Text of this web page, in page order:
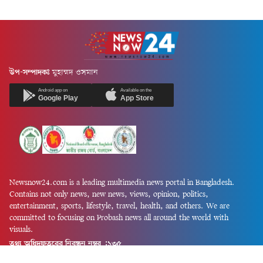
উপ-সম্পাদকঃ মুহাম্মদ ওসমান
Android app on
Google Play
Available on the
App Store
Newsnow24.com is a leading multimedia news portal in Bangladesh.
Contains not only news, new news, views, opinion, politics,
entertainment, sports, lifestyle, travel, health, and others. We are
committed to focusing on Probash news all around the world with
visuals.
তথ্য অধিদফতরের নিবন্ধন নম্বর :১৩৫